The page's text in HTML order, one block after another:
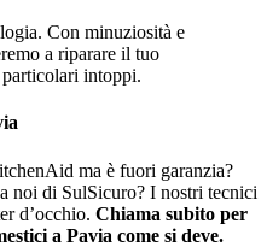
Con minuziosità e
a riparare il tuo
intoppi.
ma è fuori garanzia?
noi di SulSicuro? I nostri tecnici
d’occhio. Chiama subito per
a Pavia come si deve.